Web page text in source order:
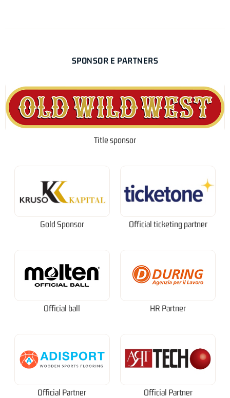
SPONSOR E PARTNERS
Title sponsor
Gold Sponsor Official ticketing partner
Official ball HR Partner
Official Partner Official Partner